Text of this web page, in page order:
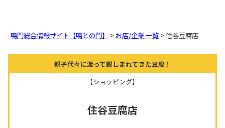
鳴門総合情報サイト【鳴との門】 > お店/企業 一覧 > 住谷豆腐店
親子代々に渡って親しまれてきた豆腐！
【ショッピング】
住谷豆腐店